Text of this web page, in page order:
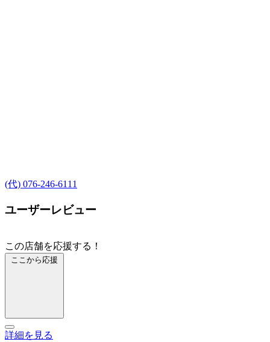
(代) 076-246-6111
ユーザーレビュー
この店舗を応援する！
ここから応援
詳細を見る